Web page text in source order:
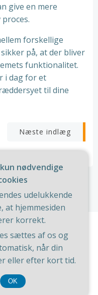
give en mere
forskellige
på, at der bliver
funktionalitet.
i dag for et
til dine
Næste indlæg
ved at bruge
Theme .
nødvendige
udelukkende
at hjemmesiden
korrekt.
sættes af os og
når din
eller efter kort tid.
OK